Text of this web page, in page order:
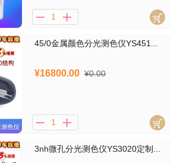
45/0金属颜色分光测色仪YS451...
¥16800.00 ¥0.00
3nh微孔分光测色仪YS3020定制...